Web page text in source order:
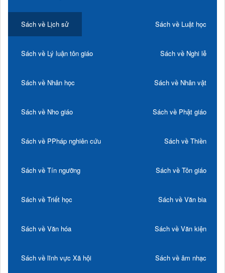
Sách về Lịch sử Sách về Luật học
Sách về Lý luận tôn giáo Sách về Nghi lễ
Sách về Nhân học Sách về Nhân vật
Sách về Nho giáo Sách về Phật giáo
Sách về PPháp nghiên cứu Sách về Thiền
Sách về Tín ngưỡng Sách về Tôn giáo
Sách về Triết học Sách về Văn bia
Sách về Văn hóa Sách về Văn kiện
Sách về lĩnh vực Xã hội Sách về âm nhạc